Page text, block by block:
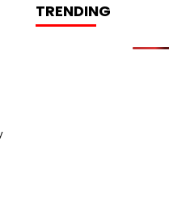
TRENDING